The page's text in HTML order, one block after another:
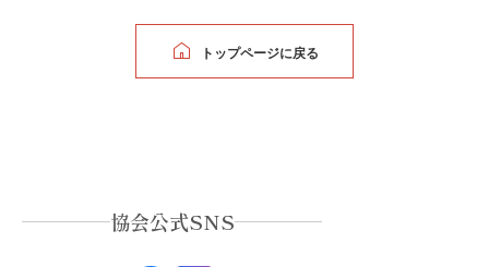
トップページに戻る
協会公式SNS